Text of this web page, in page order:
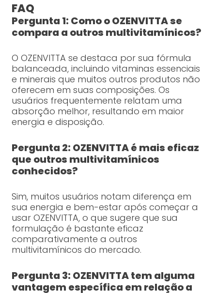
FAQ
Pergunta 1: Como o OZENVITTA se
compara a outros multivitamínicos?
O OZENVITTA se destaca por sua fórmula
balanceada, incluindo vitaminas essenciais
e minerais que muitos outros produtos não
oferecem em suas composições. Os
usuários frequentemente relatam uma
absorção melhor, resultando em maior
energia e disposição.
Pergunta 2: OZENVITTA é mais eficaz
que outros multivitamínicos
conhecidos?
Sim, muitos usuários notam diferença em
sua energia e bem-estar após começar a
usar OZENVITTA, o que sugere que sua
formulação é bastante eficaz
comparativamente a outros
multivitamínicos do mercado.
Pergunta 3: OZENVITTA tem alguma
vantagem específica em relação a